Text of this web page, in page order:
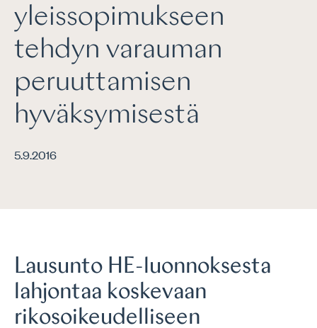
yleissopimukseen
tehdyn varauman
peruuttamisen
hyväksymisestä
5.9.2016
Lausunto HE-luonnoksesta
lahjontaa koskevaan
rikosoikeudelliseen